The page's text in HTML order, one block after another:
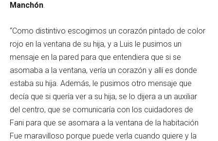
Manchón
“Como distintivo escogimos un corazón pintado de color
rojo en la ventana de su hija, y a Luis le pusimos un
mensaje en la pared para que entendiera que si se
asomaba a la ventana, vería un corazón y allí es donde
estaba su hija. Además, le pusimos otro mensaje que
decía que si quería ver a su hija, se lo dijera a un auxiliar
del centro, que se comunicaría con los cuidadores de
Fani para que se asomara a la ventana de la habitación
Fue maravilloso porque puede verla cuando quiere y la